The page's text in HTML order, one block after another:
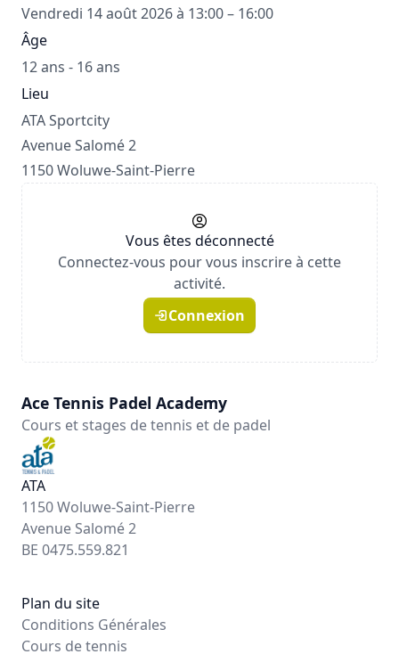
Vendredi 14 août 2026 à 13:00 – 16:00
Âge
12 ans - 16 ans
Lieu
ATA Sportcity
Avenue Salomé 2
1150 Woluwe-Saint-Pierre
Vous êtes déconnecté
Connectez-vous pour vous inscrire à cette
activité.
Connexion
Ace Tennis Padel Academy
Cours et stages de tennis et de padel
ATA
1150 Woluwe-Saint-Pierre
Avenue Salomé 2
BE 0475.559.821
Plan du site
Conditions Générales
Cours de tennis